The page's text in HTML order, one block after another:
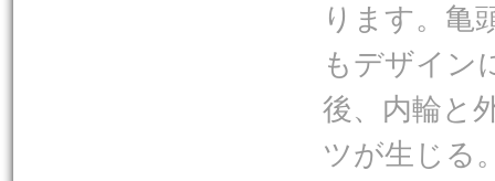
ります。亀
もデザイン
後、内輪と
ツが生じる